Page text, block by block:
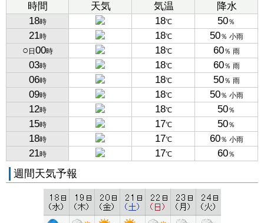
時間 天気 気温
降水
18時 18℃ 50％
21時 18℃ 50％ 小雨
○ 日 00時 18℃ 60％ 雨
03時 18℃ 60％ 雨
06時 18℃ 50％ 雨
09時 18℃ 50％ 小雨
12時 18℃ 50％
15時 17℃ 50％
18時 17℃ 60％ 小雨
21時 17℃ 60％
週間天気予報